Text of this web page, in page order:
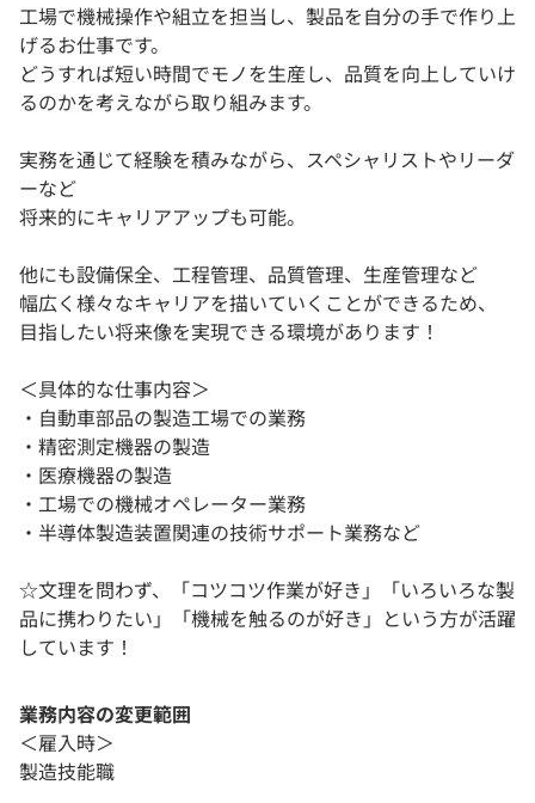
工場で機械操作や組立を担当し、製品を自分の手で作り上
げるお仕事です。
どうすれば短い時間でモノを生産し、品質を向上していけ
るのかを考えながら取り組みます。
実務を通じて経験を積みながら、スペシャリストやリーダ
ーなど
将来的にキャリアアップも可能。
他にも設備保全、工程管理、品質管理、生産管理など
幅広く様々なキャリアを描いていくことができるため、
目指したい将来像を実現できる環境があります！
＜具体的な仕事内容＞
・自動車部品の製造工場での業務
・精密測定機器の製造
・医療機器の製造
・工場での機械オペレーター業務
・半導体製造装置関連の技術サポート業務など
☆文理を問わず、「コツコツ作業が好き」「いろいろな製
品に携わりたい」「機械を触るのが好き」という方が活躍
しています！
業務内容の変更範囲
＜雇入時＞
製造技能職